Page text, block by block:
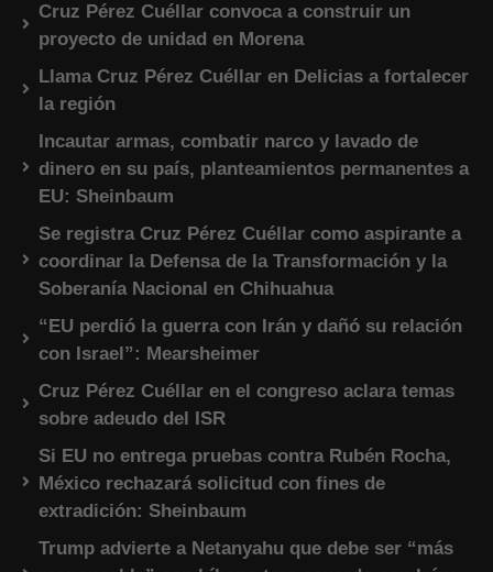
Cruz Pérez Cuéllar convoca a construir un
proyecto de unidad en Morena
Llama Cruz Pérez Cuéllar en Delicias a fortalecer
la región
Incautar armas, combatir narco y lavado de
dinero en su país, planteamientos permanentes a
EU: Sheinbaum
Se registra Cruz Pérez Cuéllar como aspirante a
coordinar la Defensa de la Transformación y la
Soberanía Nacional en Chihuahua
“EU perdió la guerra con Irán y dañó su relación
con Israel”: Mearsheimer
Cruz Pérez Cuéllar en el congreso aclara temas
sobre adeudo del ISR
Si EU no entrega pruebas contra Rubén Rocha,
México rechazará solicitud con fines de
extradición: Sheinbaum
Trump advierte a Netanyahu que debe ser “más